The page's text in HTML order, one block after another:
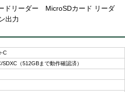
ドリーダー MicroSDカード リーダ
出力
C
SDXC（512GBまで動作確認済）